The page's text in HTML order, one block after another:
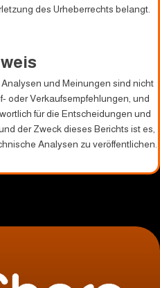
des Urheberrechts belangt.
und Meinungen sind nicht
oder Verkaufsempfehlungen, und
für die Entscheidungen und
der Zweck dieses Berichts ist es,
Analysen zu veröffentlichen.